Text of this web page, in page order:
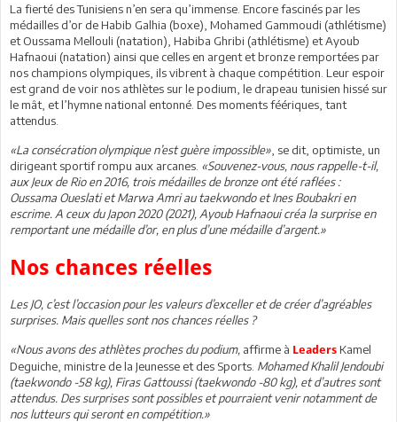
La fierté des Tunisiens n’en sera qu’immense. Encore fascinés par les
médailles d’or de Habib Galhia (boxe), Mohamed Gammoudi (athlétisme)
et Oussama Mellouli (natation), Habiba Ghribi (athlétisme) et Ayoub
Hafnaoui (natation) ainsi que celles en argent et bronze remportées par
nos champions olympiques, ils vibrent à chaque compétition. Leur espoir
est grand de voir nos athlètes sur le podium, le drapeau tunisien hissé sur
le mât, et l’hymne national entonné. Des moments féériques, tant
attendus.
«La consécration olympique n’est guère impossible» , se dit, optimiste, un
dirigeant sportif rompu aux arcanes. «Souvenez-vous, nous rappelle-t-il,
aux Jeux de Rio en 2016, trois médailles de bronze ont été raflées :
Oussama Oueslati et Marwa Amri au taekwondo et Ines Boubakri en
escrime. A ceux du Japon 2020 (2021), Ayoub Hafnaoui créa la surprise en
remportant une médaille d’or, en plus d’une médaille d’argent.»
Nos chances réelles
Les JO, c’est l’occasion pour les valeurs d’exceller et de créer d’agréables
surprises. Mais quelles sont nos chances réelles ?
«Nous avons des athlètes proches du podium, affirme à Leaders Kamel
Deguiche, ministre de la Jeunesse et des Sports. Mohamed Khalil Jendoubi
(taekwondo -58 kg), Firas Gattoussi (taekwondo -80 kg), et d’autres sont
attendus. Des surprises sont possibles et pourraient venir notamment de
nos lutteurs qui seront en compétition.»